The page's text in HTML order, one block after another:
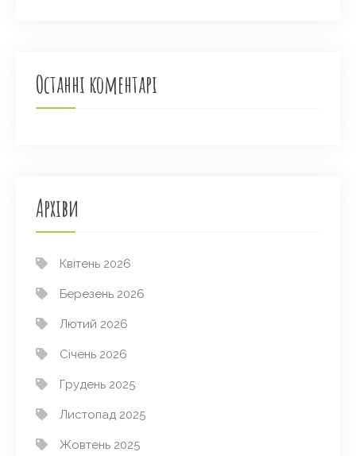
Останні коментарі
Архіви
Квітень 2026
Березень 2026
Лютий 2026
Січень 2026
Грудень 2025
Листопад 2025
Жовтень 2025